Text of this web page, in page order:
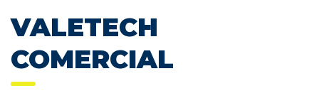
VALETECH
COMERCIAL